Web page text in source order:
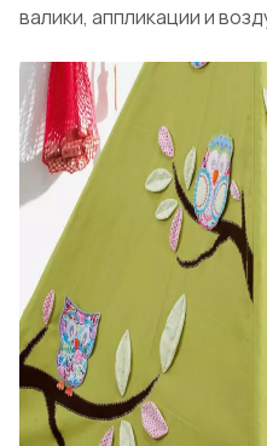
валики, аппликации и